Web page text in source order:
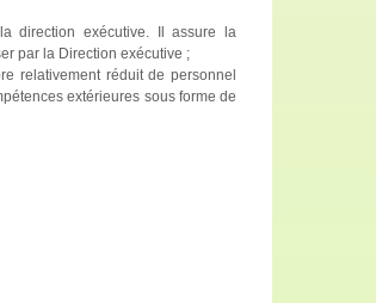
direction exécutive. Il assure la
par la Direction exécutive ;
relativement réduit de personnel
extérieures sous forme de